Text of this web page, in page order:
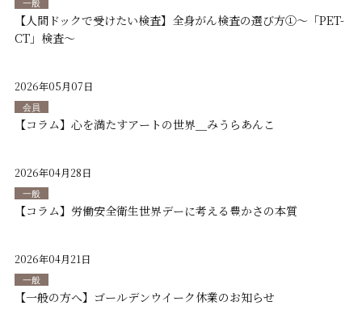
一般
【人間ドックで受けたい検査】全身がん検査の選び方①～「PET-
CT」検査～
2026年05月07日
会員
【コラム】心を満たすアートの世界＿みうらあんこ
2026年04月28日
一般
【コラム】労働安全衛生世界デーに考える豊かさの本質
2026年04月21日
一般
【一般の方へ】ゴールデンウイーク休業のお知らせ